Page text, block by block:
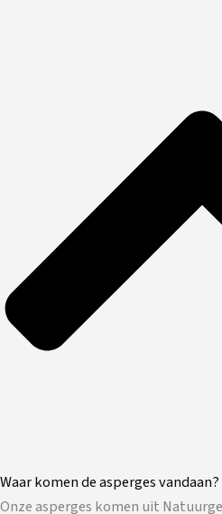
Waar komen de asperges vandaan?
Onze asperges komen uit